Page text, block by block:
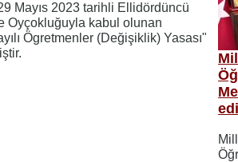
Mayıs 2023 tarihli Ellidördüncü
Oyçokluğuyla kabul olunan
Ögretmenler (Değişiklik) Yasası"